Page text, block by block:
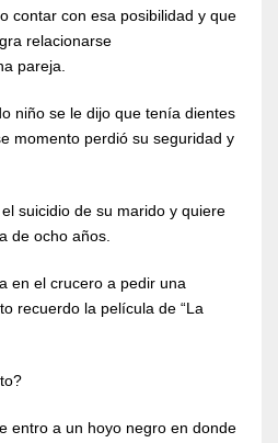
contar con esa posibilidad y que
relacionarse
pareja.
niño se le dijo que tenía dientes
momento perdió su seguridad y
suicidio de su marido y quiere
de ocho años.
en el crucero a pedir una
recuerdo la película de “La
entro a un hoyo negro en donde